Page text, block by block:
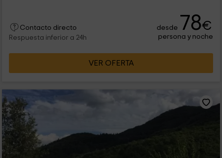
Contacto directo
Respuesta inferior a 24h
desde 78€
persona y noche
VER OFERTA